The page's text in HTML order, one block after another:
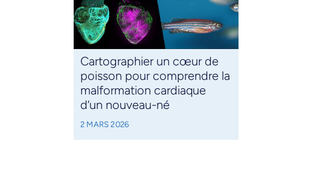
Cartographier un cœur de
poisson pour comprendre la
malformation cardiaque
d’un nouveau-né
2 MARS 2026